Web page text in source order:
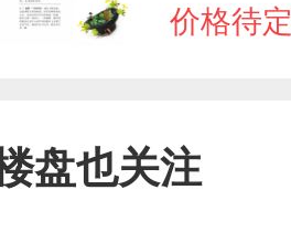
价格待定
盘也关注